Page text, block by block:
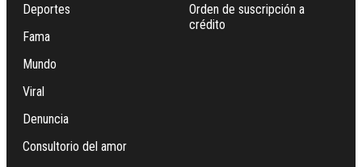
Deportes
Fama
Mundo
Viral
Denuncia
Consultorio del amor
Orden de suscripción a
crédito